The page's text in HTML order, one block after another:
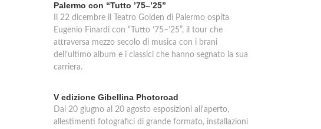
Palermo con “Tutto ’75–’25”
Il 22 dicembre il Teatro Golden di Palermo ospita
Eugenio Finardi con “Tutto ’75–’25”, il tour che
attraversa mezzo secolo di musica con i brani
dell’ultimo album e i classici che hanno segnato la sua
carriera.
V edizione Gibellina Photoroad
Dal 20 giugno al 20 agosto esposizioni all'aperto,
allestimenti fotografici di grande formato, installazioni